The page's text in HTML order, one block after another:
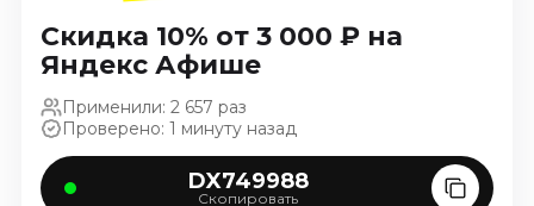
Экскурсии
Сентябрь 2026
Октябрь 2026
Спорт
Август 2026
Скидка 10% от 3 000 ₽ на
Яндекс Афише
Применили: 2 657 раз
Проверено: 1 минуту назад
DX749988
Скопировать